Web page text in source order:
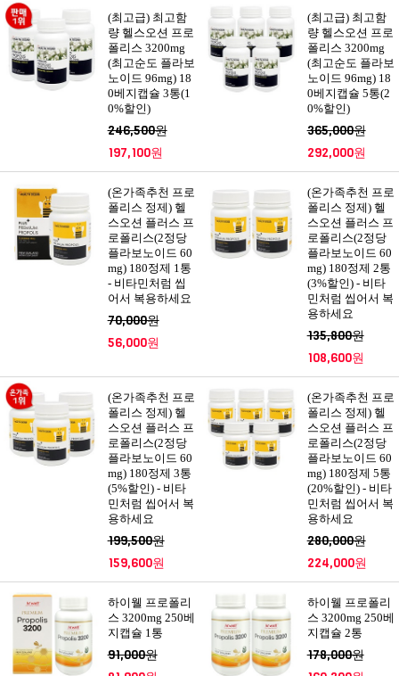
(최고급) 최고함
량 헬스오션 프로
폴리스 3200mg
(최고순도 플라보
노이드 96mg) 18
0베지캡슐 3통(1
0%할인)
246,500원
197,100원
(최고급) 최고함
량 헬스오션 프로
폴리스 3200mg
(최고순도 플라보
노이드 96mg) 18
0베지캡슐 5통(2
0%할인)
365,000원
292,000원
(온가족추천 프로
폴리스 정제) 헬
스오션 플러스 프
로폴리스(2정당
플라보노이드 60
mg) 180정제 1통
- 비타민처럼 씹
어서 복용하세요
70,000원
56,000원
(온가족추천 프로
폴리스 정제) 헬
스오션 플러스 프
로폴리스(2정당
플라보노이드 60
mg) 180정제 2통
(3%할인) - 비타
민처럼 씹어서 복
용하세요
135,800원
108,600원
(온가족추천 프로
폴리스 정제) 헬
스오션 플러스 프
로폴리스(2정당
플라보노이드 60
mg) 180정제 3통
(5%할인) - 비타
민처럼 씹어서 복
용하세요
199,500원
159,600원
(온가족추천 프로
폴리스 정제) 헬
스오션 플러스 프
로폴리스(2정당
플라보노이드 60
mg) 180정제 5통
(20%할인) - 비타
민처럼 씹어서 복
용하세요
280,000원
224,000원
하이웰 프로폴리
스 3200mg 250베
지캡슐 1통
91,000원
하이웰 프로폴리
스 3200mg 250베
지캡슐 2통
178,000원